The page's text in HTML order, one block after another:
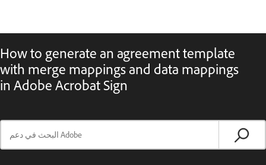
How to generate an agreement template
with merge mappings and data mappings
in Adobe Acrobat Sign